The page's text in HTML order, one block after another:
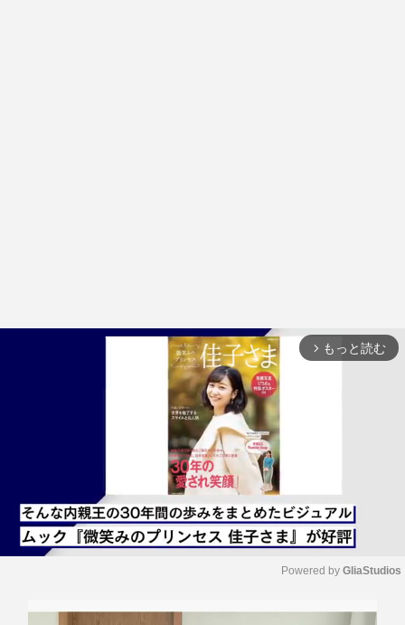
arrow_forward_ios もっと読む
Powered by GliaStudios